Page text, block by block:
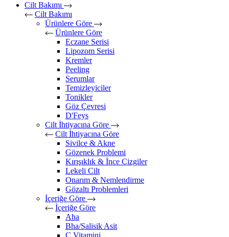
Cilt Bakımı
Cilt Bakımı
Ürünlere Göre
Ürünlere Göre
Eczane Serisi
Lipozom Serisi
Kremler
Peeling
Serumlar
Temizleyiciler
Tonikler
Göz Çevresi
D'Feys
Cilt İhtiyacına Göre
Cilt İhtiyacına Göre
Sivilce & Akne
Gözenek Problemi
Kırışıklık & İnce Çizgiler
Lekeli Cilt
Onarım & Nemlendirme
Gözaltı Problemleri
İçeriğe Göre
İçeriğe Göre
Aha
Bha/Salisik Asit
C Vitamini